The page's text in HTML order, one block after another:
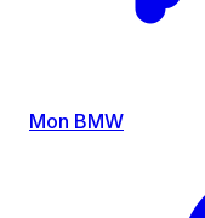
Mon BMW